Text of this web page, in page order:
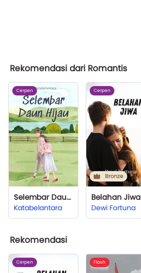
Rekomendasi dari Romantis
Cerpen
Selembar Daun Hijau
Katabelantara
Cerpen
Bronze
Belahan Jiwa
Dewi Fortuna
Rekomendasi
Cerpen Flash